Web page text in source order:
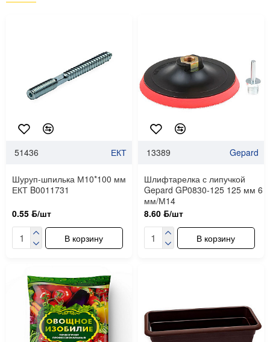
51436 ЕКТ
Шуруп-шпилька М10*100 мм
ЕКТ B0011731
0.55 ƃ/шт
В корзину
13389 Gepard
Шлифтарелка с липучкой
Gepard GP0830-125 125 мм 6
мм/М14
8.60 ƃ/шт
В корзину